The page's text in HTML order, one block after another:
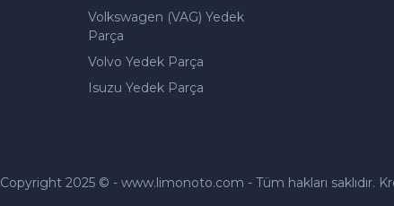
Volkswagen (VAG) Yedek
Parça
Volvo Yedek Parça
Isuzu Yedek Parça
Copyright 2025 © - www.limonoto.com - Tüm hakları saklıdır.